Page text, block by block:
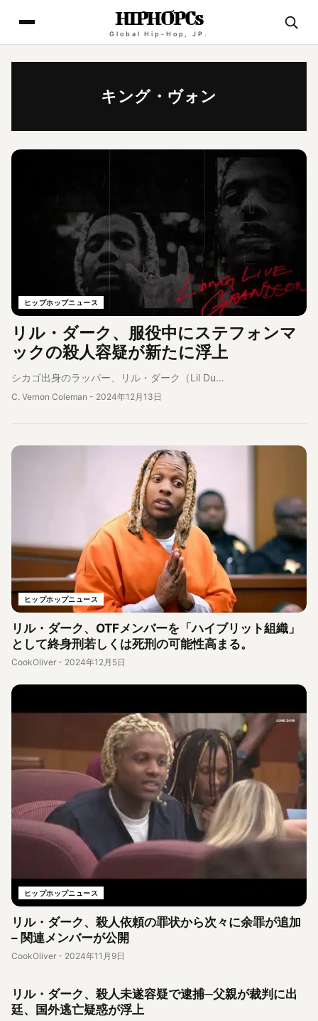
HIPHOPCs
Global Hip-Hop, JP.
キング・ヴォン
ヒップホップニュース
リル・ダーク、服役中にステフォンマ
ックの殺人容疑が新たに浮上
シカゴ出身のラッパー、リル・ダーク（Lil Du…
C. Vernon Coleman - 2024年12月13日
ヒップホップニュース
リル・ダーク、OTFメンバーを「ハイブリット組織」
として終身刑若しくは死刑の可能性高まる。
CookOliver - 2024年12月5日
ヒップホップニュース
リル・ダーク、殺人依頼の罪状から次々に余罪が追加
– 関連メンバーが公開
CookOliver - 2024年11月9日
リル・ダーク、殺人未遂容疑で逮捕─父親が裁判に出
廷、国外逃亡疑惑が浮上